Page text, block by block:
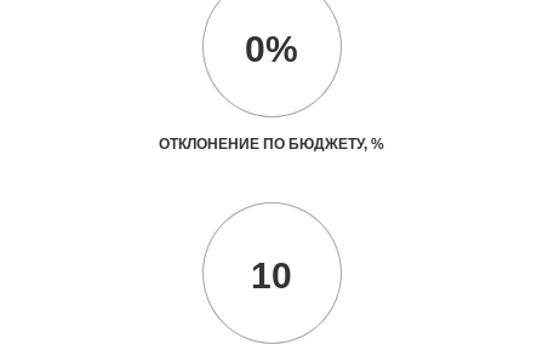
0%
ОТКЛОНЕНИЕ ПО БЮДЖЕТУ, %
10